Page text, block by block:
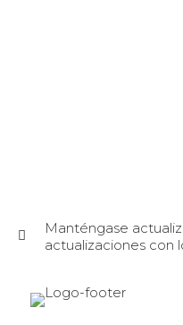
Manténgase
actualizaciones con